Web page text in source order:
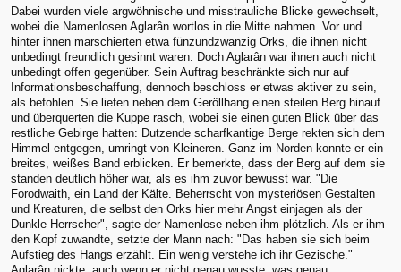
Dabei wurden viele argwöhnische und misstrauliche Blicke gewechselt,
wobei die Namenlosen Aglarân wortlos in die Mitte nahmen. Vor und
hinter ihnen marschierten etwa fünzundzwanzig Orks, die ihnen nicht
unbedingt freundlich gesinnt waren. Doch Aglarân war ihnen auch nicht
unbedingt offen gegenüber. Sein Auftrag beschränkte sich nur auf
Informationsbeschaffung, dennoch beschloss er etwas aktiver zu sein,
als befohlen. Sie liefen neben dem Geröllhang einen steilen Berg hinauf
und überquerten die Kuppe rasch, wobei sie einen guten Blick über das
restliche Gebirge hatten: Dutzende scharfkantige Berge rekten sich dem
Himmel entgegen, umringt von Kleineren. Ganz im Norden konnte er ein
breites, weißes Band erblicken. Er bemerkte, dass der Berg auf dem sie
standen deutlich höher war, als es ihm zuvor bewusst war. "Die
Forodwaith, ein Land der Kälte. Beherrscht von mysteriösen Gestalten
und Kreaturen, die selbst den Orks hier mehr Angst einjagen als der
Dunkle Herrscher", sagte der Namenlose neben ihm plötzlich. Als er ihm
den Kopf zuwandte, setzte der Mann nach: "Das haben sie sich beim
Aufstieg des Hangs erzählt. Ein wenig verstehe ich ihr Gezische."